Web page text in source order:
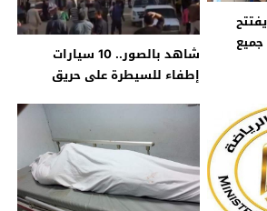
شكاوى
شاهد بالصور.. 10 سيارات
إطفاء للسيطرة على حريق